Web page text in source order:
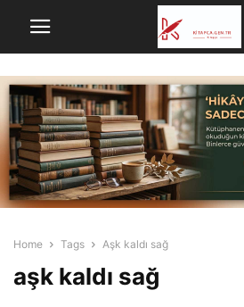
Home Tags Aşk kaldı sağ
aşk kaldı sağ